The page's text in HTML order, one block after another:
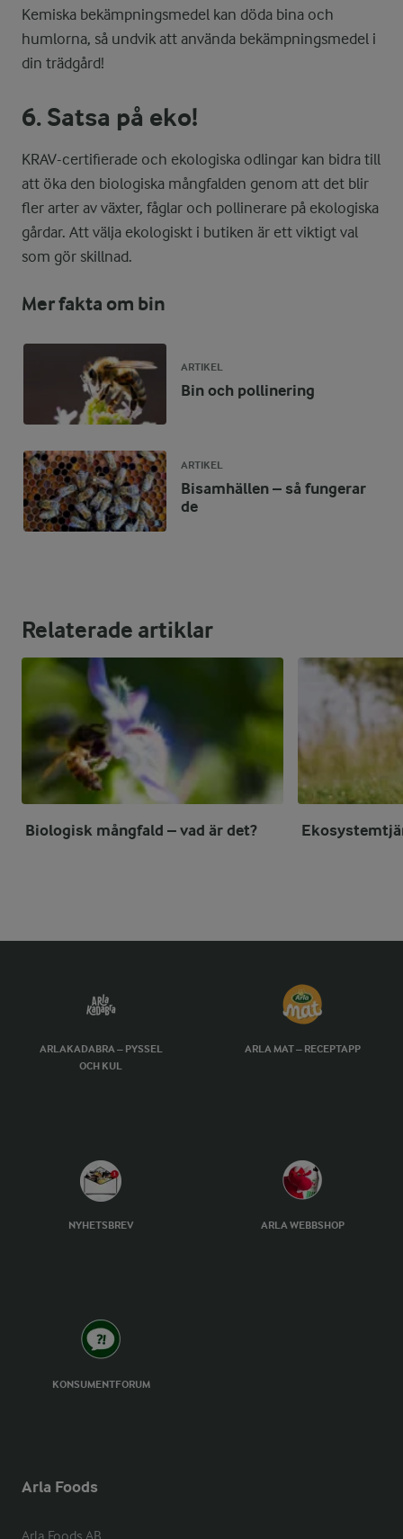
Kemiska bekämpningsmedel kan döda bina och
humlorna, så undvik att använda bekämpningsmedel i
din trädgård!
6. Satsa på eko!
KRAV-certifierade och ekologiska odlingar kan bidra till
att öka den biologiska mångfalden genom att det blir
fler arter av växter, fåglar och pollinerare på ekologiska
gårdar. Att välja ekologiskt i butiken är ett viktigt val
som gör skillnad.
Mer fakta om bin
ARTIKEL
Bin och pollinering
ARTIKEL
Bisamhällen – så fungerar
de
Relaterade artiklar
Biologisk mångfald – vad är det?
ARLAKADABRA – PYSSEL
OCH KUL
ARLA MAT – RECEPTAPP
NYHETSBREV ARLA WEBBSHOP
KONSUMENTFORUM
Arla Foods